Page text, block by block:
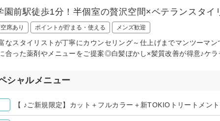
園前駅徒歩1分！半個室の贅沢空間×ベテランスタ
席あり ポイントが貯まる・使える メンズ歓迎
なスタイリストが丁寧にカウンセリング～仕上げまでマンツーマ
合った薬剤やメニューをご提案◎白髪ぼかし×髪質改善が得意♪ケ
シャルメニュー
【 ♪ご新規限定】カット＋フルカラー＋新TOKIOトリートメン